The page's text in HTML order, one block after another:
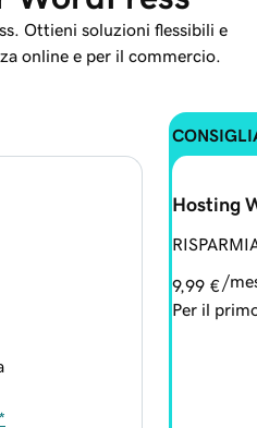
Ottieni soluzioni flessibili e
online e per il commercio.
Hosting
9,99 € /
Per il